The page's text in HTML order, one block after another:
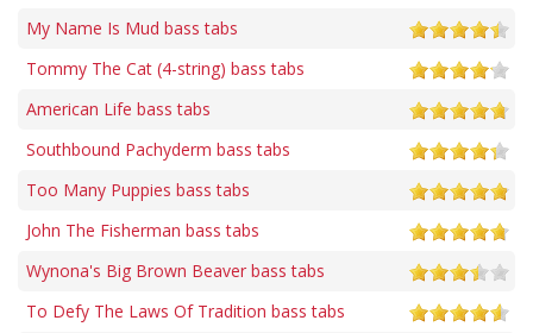
My Name Is Mud bass tabs
Tommy The Cat (4-string) bass tabs
American Life bass tabs
Southbound Pachyderm bass tabs
Too Many Puppies bass tabs
John The Fisherman bass tabs
Wynona's Big Brown Beaver bass tabs
To Defy The Laws Of Tradition bass tabs